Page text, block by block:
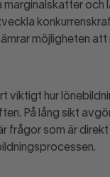
marginalskatter och
möjligheten att
hur
På lång sikt
frågor som är